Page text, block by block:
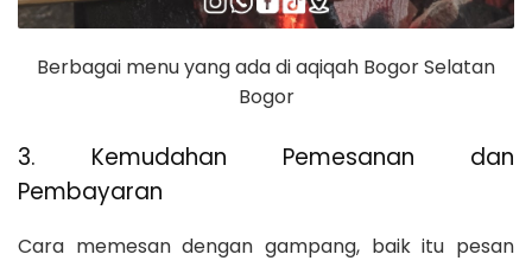
Berbagai menu yang ada di aqiqah Bogor Selatan
Bogor
3. Kemudahan Pemesanan dan
Pembayaran
Cara memesan dengan gampang, baik itu pesan